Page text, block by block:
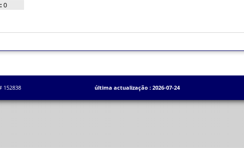
0
152838 última actualização : 2026-07-24